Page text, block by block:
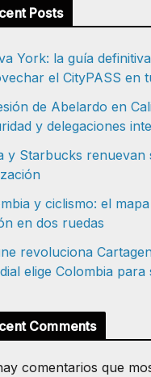
Posts
York: la guía
el CityPASS en
de Abelardo en
y delegaciones
y Starbucks renuevan
y ciclismo: el
en dos ruedas
revoluciona
elige Colombia para
Comments
comentarios que